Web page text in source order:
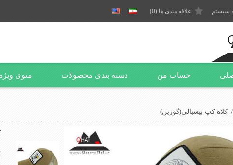
سیستم علاقه مندی ها (0)
حساب من دسته بندی محصولات منوی ویژه
/ کلاه کپ بیسبالی(گورین)